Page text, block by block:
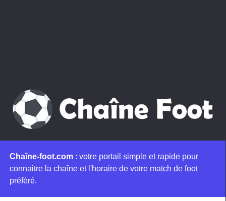
Chaîne-foot.com : votre portail simple et rapide pour
connaitre la chaîne et l'horaire de votre match de foot
préféré.